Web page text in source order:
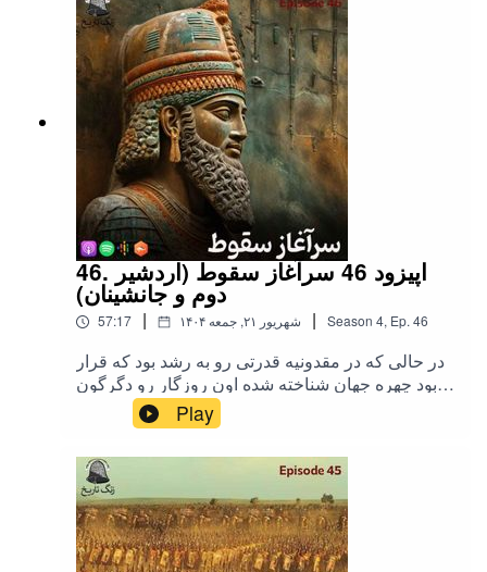
46. اپیزود 46 سرآغاز سقوط (اردشیر
دوم و جانشینان)
57:17 | ۱۴۰۴ شهریور ۲۱, جمعه | Season 4, Ep. 46
در حالی که در مقدونیه قدرتی رو به رشد بود که قرار
بود چهره جهان شناخته شده اون روزگار رو دگرگون
کنه, حکومت هخامنشیان مشغول بازسازی زخمهایی
بود که به علت کهولت سن قرار نبود به این زودیها
خوب بشن.در این اپیزود شنونده سرگذشت اردشیر
دوم و سوم خواهید بود...تهیه, تدوین و اجرا: میلاد
نصرتیکاور: مونا یوسفی(پادکست بیوگرافی)اینستاگرام
زنگ تاریخ | حمایت مالی از زنگ تاریخ |تلگرام زنگ
تاریخیوتیوب زنگ تاریخ
Play